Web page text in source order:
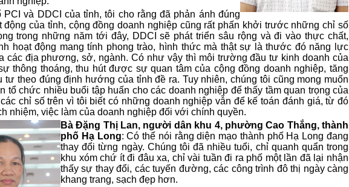
và DDCI của tỉnh, tôi cho rằng đã phản ánh đúng
động của tỉnh, cộng đồng doanh nghiệp cũng rất phấn khởi trước những chỉ số
trong những năm tới đây, DDCI sẽ phát triển sâu rộng và đi vào thực chất,
hoạt động mang tính phong trào, hình thức mà thật sự là thước đó năng lực
các địa phương, sở, ngành. Có như vậy thì môi trường đầu tư kinh doanh của
thông thoáng, thu hút được sự quan tâm của cộng đồng doanh nghiệp, tăng
tư theo đúng định hướng của tỉnh đề ra. Tuy nhiên, chúng tôi cũng mong muốn
tổ chức nhiều buổi tập huấn cho các doanh nghiệp để thấy tầm quan trọng của
chỉ số trên vì tôi biết có những doanh nghiệp vẫn để kế toán đánh giá, từ đó
nhiệm, việc làm của doanh nghiệp đối với chính quyền.
Bà Đặng Thị Lan, người dân khu 4, phường Cao Thắng, thành
phố Hạ Long: Có thể nói rằng diện mạo thành phố Hạ Long đang
thay đổi từng ngày. Chúng tôi đã nhiều tuổi, chỉ quanh quẩn trong
khu xóm chứ ít đi đâu xa, chỉ vài tuần đi ra phố một lần đã lại nhận
thấy sự thay đổi, các tuyến đường, các công trình đô thị ngày càng
khang trang, sạch đẹp hơn.